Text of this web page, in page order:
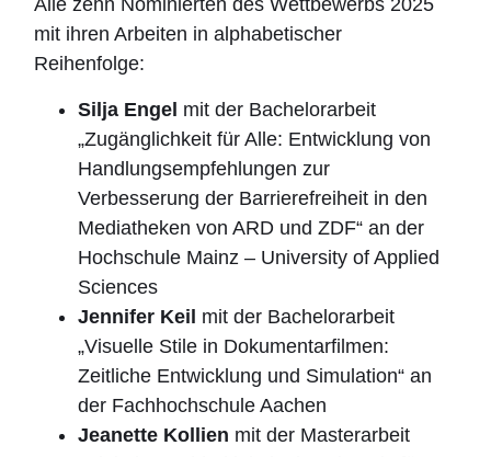
Alle zehn Nominierten des Wettbewerbs 2025
mit ihren Arbeiten in alphabetischer
Reihenfolge:
Silja Engel mit der Bachelorarbeit
„Zugänglichkeit für Alle: Entwicklung von
Handlungsempfehlungen zur
Verbesserung der Barrierefreiheit in den
Mediatheken von ARD und ZDF“ an der
Hochschule Mainz – University of Applied
Sciences
Jennifer Keil mit der Bachelorarbeit
„Visuelle Stile in Dokumentarfilmen:
Zeitliche Entwicklung und Simulation“ an
der Fachhochschule Aachen
Jeanette Kollien mit der Masterarbeit